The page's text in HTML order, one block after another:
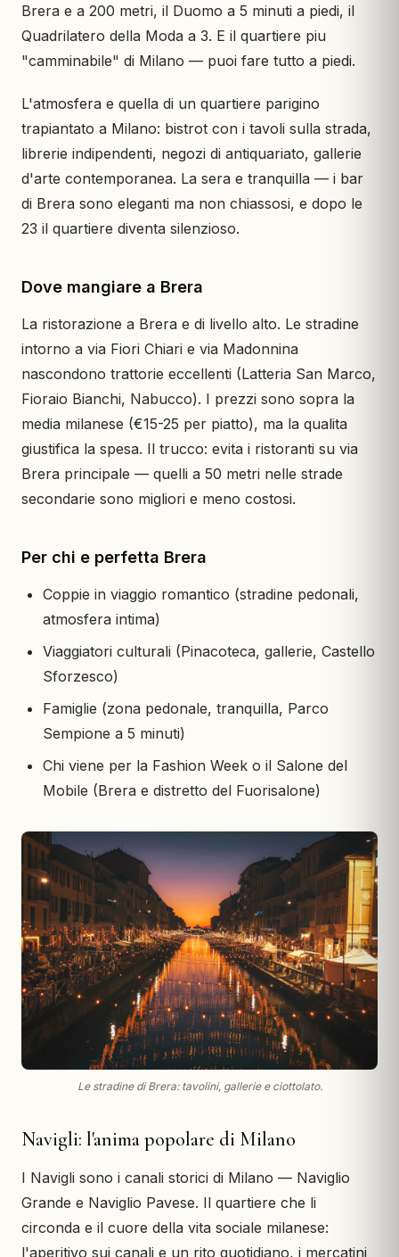
Brera e a 200 metri, il Duomo a 5 minuti a piedi, il
Quadrilatero della Moda a 3. E il quartiere piu
"camminabile" di Milano — puoi fare tutto a piedi.
L'atmosfera e quella di un quartiere parigino
trapiantato a Milano: bistrot con i tavoli sulla strada,
librerie indipendenti, negozi di antiquariato, gallerie
d'arte contemporanea. La sera e tranquilla — i bar
di Brera sono eleganti ma non chiassosi, e dopo le
23 il quartiere diventa silenzioso.
Dove mangiare a Brera
La ristorazione a Brera e di livello alto. Le stradine
intorno a via Fiori Chiari e via Madonnina
nascondono trattorie eccellenti (Latteria San Marco,
Fioraio Bianchi, Nabucco). I prezzi sono sopra la
media milanese (€15-25 per piatto), ma la qualita
giustifica la spesa. Il trucco: evita i ristoranti su via
Brera principale — quelli a 50 metri nelle strade
secondarie sono migliori e meno costosi.
Per chi e perfetta Brera
Coppie in viaggio romantico (stradine pedonali,
atmosfera intima)
Viaggiatori culturali (Pinacoteca, gallerie, Castello
Sforzesco)
Famiglie (zona pedonale, tranquilla, Parco
Sempione a 5 minuti)
Chi viene per la Fashion Week o il Salone del
Mobile (Brera e distretto del Fuorisalone)
Le stradine di Brera: tavolini, gallerie e ciottolato.
Navigli: l'anima popolare di Milano
I Navigli sono i canali storici di Milano — Naviglio
Grande e Naviglio Pavese. Il quartiere che li
circonda e il cuore della vita sociale milanese:
l'aperitivo sui canali e un rito quotidiano, i mercatini